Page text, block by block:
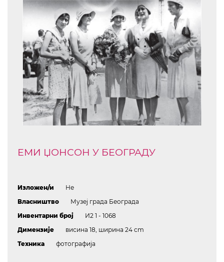
ЕМИ ЏОНСОН У БЕОГРАДУ
Изложен/и
Не
Власништво
Музеј града Београда
Инвентарни број
И2 1 - 1068
Димензије
висина 18, ширина 24 cm
Техника
фотографија